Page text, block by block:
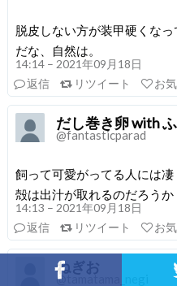
脱皮しない方が装甲硬くな
だな、自然は。
14:14 – 2021年09月18日
返信
リツイート お
だし巻き卵
@fantasticparad
飼って可愛がってる人には
殻は出汁が取れるのだろうか
14:13 – 2021年09月18日
返信
リツイート お
ねぎお
@tamatama_negi